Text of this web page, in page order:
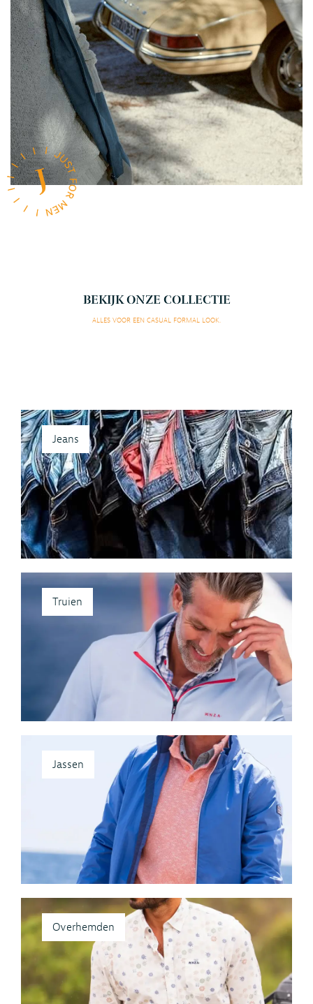
BEKIJK ONZE COLLECTIE
ALLES VOOR EEN CASUAL FORMAL LOOK.
Jeans
Truien
Jassen
Overhemden